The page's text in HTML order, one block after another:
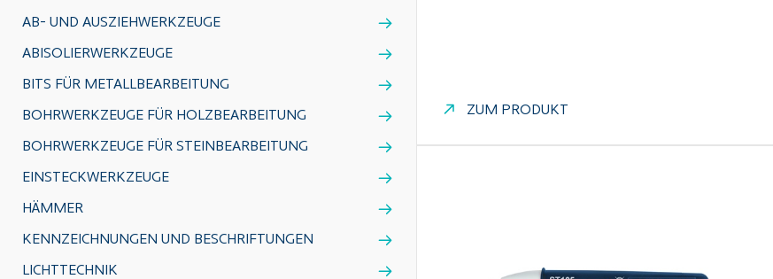
AB- UND AUSZIEHWERKZEUGE
ABISOLIERWERKZEUGE
BITS FÜR METALLBEARBEITUNG
BOHRWERKZEUGE FÜR HOLZBEARBEITUNG
BOHRWERKZEUGE FÜR STEINBEARBEITUNG
EINSTECKWERKZEUGE
HÄMMER
KENNZEICHNUNGEN UND BESCHRIFTUNGEN
LICHTTECHNIK
ZUM PRODUKT